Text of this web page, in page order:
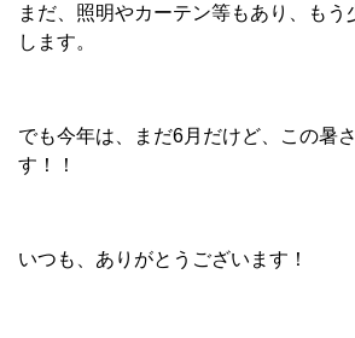
まだ、照明やカーテン等もあり、もう
します。
でも今年は、まだ6月だけど、この暑
す！！
いつも、ありがとうございます！